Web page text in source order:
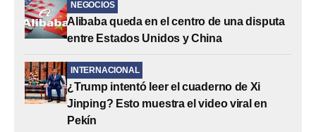
NEGOCIOS
Alibaba queda en el centro de una disputa
entre Estados Unidos y China
INTERNACIONAL
¿Trump intentó leer el cuaderno de Xi
Jinping? Esto muestra el video viral en
Pekín